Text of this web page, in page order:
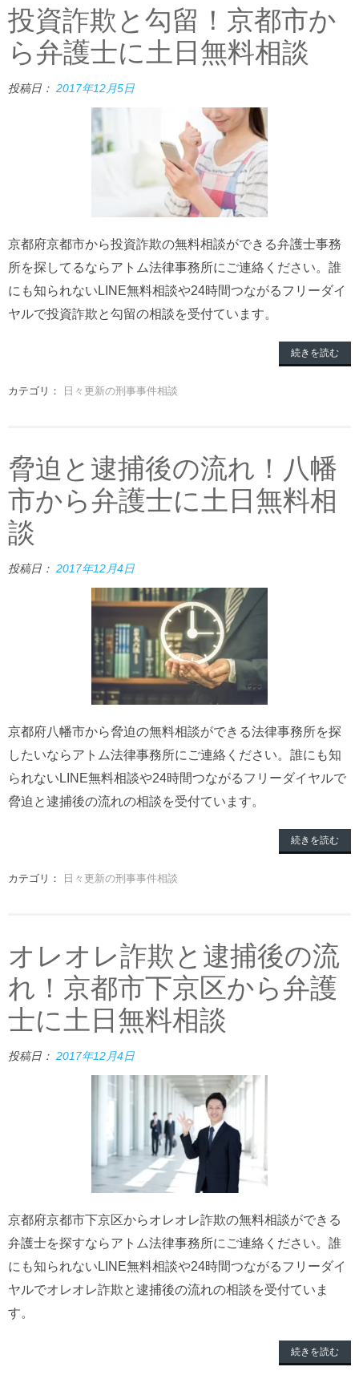
投資詐欺と勾留！京都市か
ら弁護士に土日無料相談
投稿日： 2017年12月5日
京都府京都市から投資詐欺の無料相談ができる弁護士事務
所を探してるならアトム法律事務所にご連絡ください。誰
にも知られないLINE無料相談や24時間つながるフリーダイ
ヤルで投資詐欺と勾留の相談を受付ています。
続きを読む
カテゴリ： 日々更新の刑事事件相談
脅迫と逮捕後の流れ！八幡
市から弁護士に土日無料相
談
投稿日： 2017年12月4日
京都府八幡市から脅迫の無料相談ができる法律事務所を探
したいならアトム法律事務所にご連絡ください。誰にも知
られないLINE無料相談や24時間つながるフリーダイヤルで
脅迫と逮捕後の流れの相談を受付ています。
続きを読む
カテゴリ： 日々更新の刑事事件相談
オレオレ詐欺と逮捕後の流
れ！京都市下京区から弁護
士に土日無料相談
投稿日： 2017年12月4日
京都府京都市下京区からオレオレ詐欺の無料相談ができる
弁護士を探すならアトム法律事務所にご連絡ください。誰
にも知られないLINE無料相談や24時間つながるフリーダイ
ヤルでオレオレ詐欺と逮捕後の流れの相談を受付ていま
す。
続きを読む